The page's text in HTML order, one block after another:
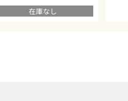
在庫なし